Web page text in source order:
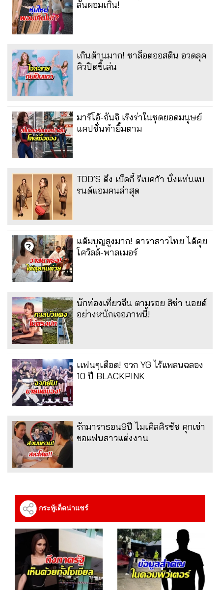
ลั่นผอมเกิน!
เกินต้านมาก! ชาล็อตออสติน อวดลุค
คิวปิดขี้เล่น
มาริโอ้-จันจิ เริงร่าในชุดยอดมนุษย์
แคปชั่นทำยิ้มตาม
TOD’S ดึง เบ็คกี้ รีเบคก้า นั่งแท่นแบ
รนด์แอมคนล่าสุด
แต้มบุญสูงมาก! ดาราสาวไทย ได้คุย
โควิลล์-พาลเมอร์
นักท่องเที่ยวจีน ตามรอย ลิซ่า นอยด์
อย่างหนักเจอภาพนี้!
เเฟนๆเดือด! จวก YG ไร้แพลนฉลอง
10 ปี BLACKPINK
รักมาราธอน9ปี ไมเคิลศิรชัช คุกเข่า
ขอแฟนสาวแต่งงาน
กระทู้เด็ดน่าแชร์